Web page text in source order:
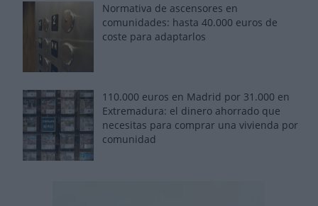
Normativa de ascensores en
comunidades: hasta 40.000 euros de
coste para adaptarlos
110.000 euros en Madrid por 31.000 en
Extremadura: el dinero ahorrado que
necesitas para comprar una vivienda por
comunidad